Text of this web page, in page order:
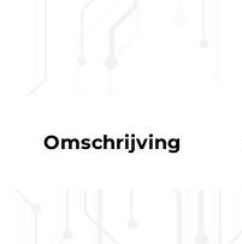
Omschrijving